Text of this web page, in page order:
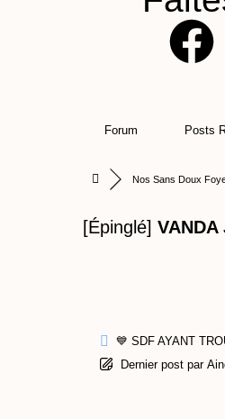
F
c
e
b
k
Forum Posts
Nos Sans Doux
[Épinglé] VANDA
💙 SDF AYANT
Dernier post par